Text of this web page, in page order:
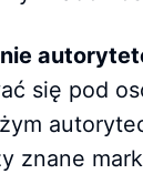
się pod
znane